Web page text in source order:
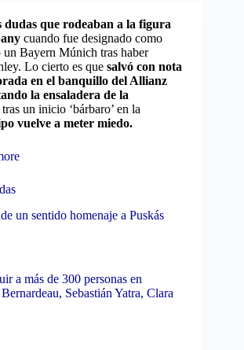
dudas que rodeaban a la figura
cuando fue designado como
un Bayern Múnich tras haber
Lo cierto es que salvó con nota
en el banquillo del Allianz
la ensaladera de la
un inicio ‘bárbaro’ en la
vuelve a meter miedo.
un sentido homenaje a Puskás
a más de 300 personas en
Sebastián Yatra, Clara